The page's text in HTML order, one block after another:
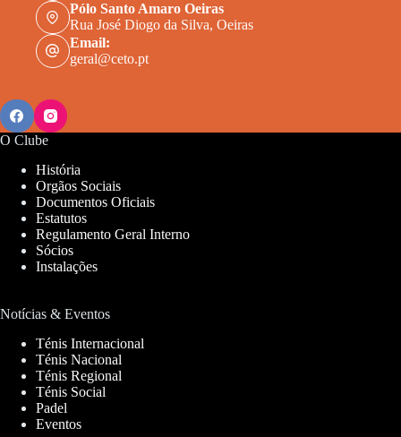
Pólo Santo Amaro Oeiras
Rua José Diogo da Silva, Oeiras
Email:
geral@ceto.pt
O Clube
História
Orgãos Sociais
Documentos Oficiais
Estatutos
Regulamento Geral Interno
Sócios
Instalações
Notícias & Eventos
Ténis Internacional
Ténis Nacional
Ténis Regional
Ténis Social
Padel
Eventos